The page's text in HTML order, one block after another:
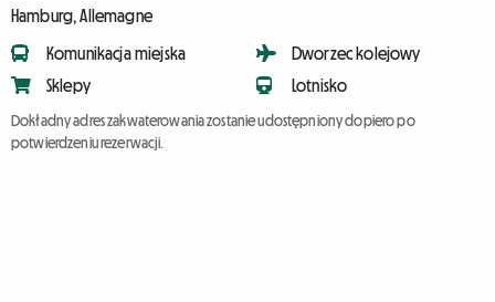
Hamburg, Allemagne
Komunikacja miejska
Sklepy
Dworzec kolejowy
Lotnisko
Dokładny adres zakwaterowania zostanie udostępniony dopiero po
potwierdzeniu rezerwacji.